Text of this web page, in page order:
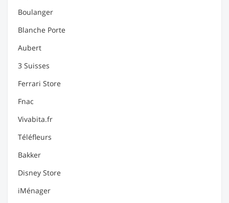
Boulanger
Blanche Porte
Aubert
3 Suisses
Ferrari Store
Fnac
Vivabita.fr
Téléfleurs
Bakker
Disney Store
iMénager